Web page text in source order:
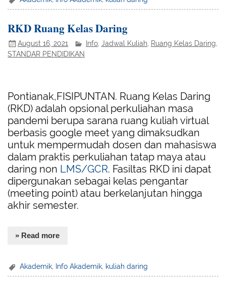
RKD Ruang Kelas Daring
August 16, 2021 Info ,Jadwal Kuliah Ruang Kelas Daring
STANDAR PENDIDIKAN
Pontianak,FISIPUNTAN. Ruang Kelas Daring
(RKD) adalah opsional perkuliahan masa
pandemi berupa sarana ruang kuliah virtual
berbasis google meet yang dimaksudkan
untuk mempermudah dosen dan mahasiswa
dalam praktis perkuliahan tatap maya atau
daring non LMS/GCR. Fasiltas RKD ini dapat
dipergunakan sebagai kelas pengantar
(meeting point) atau berkelanjutan hingga
akhir semester.
» Read more
Akademik Info Akademik kuliah daring